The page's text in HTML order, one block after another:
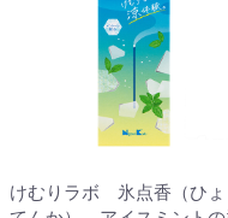
けむりラボ 氷点香（ひょ